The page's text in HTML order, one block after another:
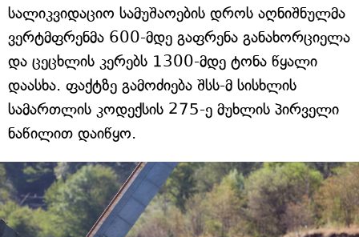
სალიკვიდაციო სამუშაოების დროს აღნიშნულმა
ვერტმფრენმა 600-მდე გაფრენა განახორციელა
და ცეცხლის კერებს 1300-მდე ტონა წყალი
დაასხა. ფაქტზე გამოძიება შსს-მ სისხლის
სამართლის კოდექსის 275-ე მუხლის პირველი
ნაწილით დაიწყო.